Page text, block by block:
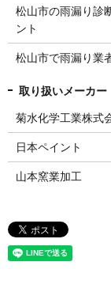
松山市の雨漏り診
ント
松山市で雨漏り業
菊水化学工業株式
日本ペイント
山本窯業加工